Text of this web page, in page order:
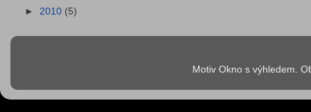
► 2010 (5)
Motiv Okno s výhledem.